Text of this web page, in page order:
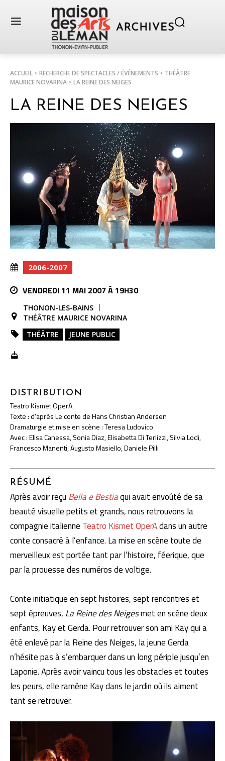
ACCUEIL RECHERCHE DE SPECTACLES / ÉVÉNEMENTS
THÉÂTRE
MAURICE NOVARINA
LA REINE DES NEIGES
LA REINE DES NEIGES
2006-2007
VENDREDI 11 MAI 2007 À 19H30
THONON-LES-BAINS
THÉÂTRE MAURICE NOVARINA
THÉÂTRE
JEUNE PUBLIC
DISTRIBUTION
Teatro Kismet OperA
Texte : d'après Le conte de Hans Christian Andersen
Dramaturgie et mise en scène : Teresa Ludovico
Avec : Elisa Canessa, Sonia Diaz, Elisabetta Di Terlizzi, Silvia Lodi,
Francesco Manenti, Augusto Masiello, Daniele Pilli
RÉSUMÉ
Après avoir reçu Bella e Bestiaqui avait envoûté de sa
beauté visuelle petits et grands, nous retrouvons la
compagnie italienne Teatro Kismet OperAdans un autre
conte consacré à l’enfance. La mise en scène toute de
merveilleux est portée tant par l’histoire, féerique, que
par la prouesse des numéros de voltige.
Conte initiatique en sept histoires, sept rencontres et
sept épreuves, La Reine des Neigesmet en scène deux
enfants, Kay et Gerda. Pour retrouver son ami Kay qui a
été enlevé par la Reine des Neiges, la jeune Gerda
n’hésite pas à s’embarquer dans un long périple jusqu’en
Laponie. Après avoir vaincu tous les obstacles et toutes
les peurs, elle ramène Kay dans le jardin où ils aiment
tant se retrouver.